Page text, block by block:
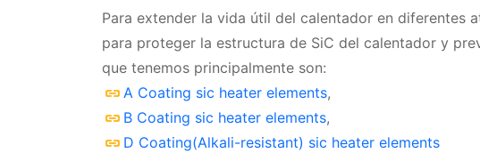
Para extender la vida útil del calentador en diferentes
para proteger la estructura de SiC del calentador y
que tenemos principalmente son:
A Coating sic heater elements,
B Coating sic heater elements,
D Coating(Alkali-resistant) sic heater elements